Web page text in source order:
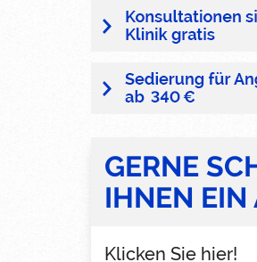
GERNE
IHNEN EIN
Klicken Sie hier!